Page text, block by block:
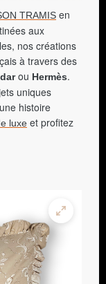
TRAMIS en
aux
nos créations
à travers des
ou Hermès.
uniques
histoire
luxe et profitez